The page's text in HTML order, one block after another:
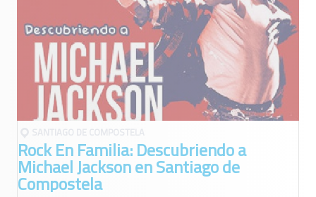
SANTIAGO DE COMPOSTELA
Rock En Familia: Descubriendo a
Michael Jackson en Santiago de
Compostela